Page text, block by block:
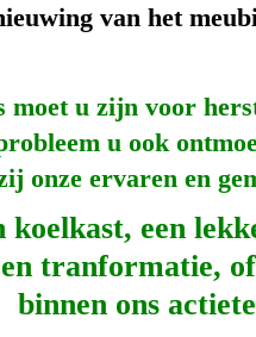
van het
moet u zijn voor
u ook
onze ervaren en
koelkast, een
tranformatie,
binnen ons